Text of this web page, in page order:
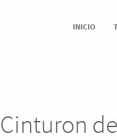
INICIO
Cinturon